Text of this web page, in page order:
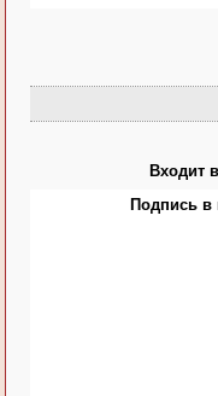
Входит
Подпись в